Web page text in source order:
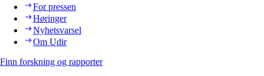
For pressen
Høringer
Nyhetsvarsel
Om Udir
Finn forskning og rapporter